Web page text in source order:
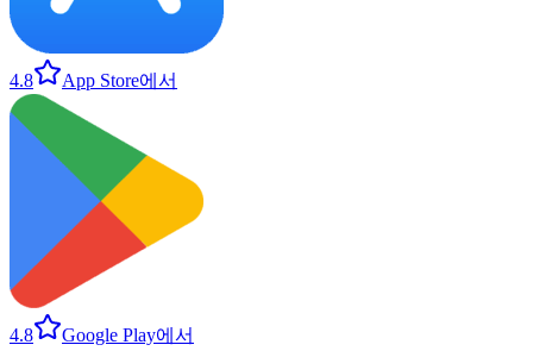
4.8 App Store에서
4.8 Google Play에서